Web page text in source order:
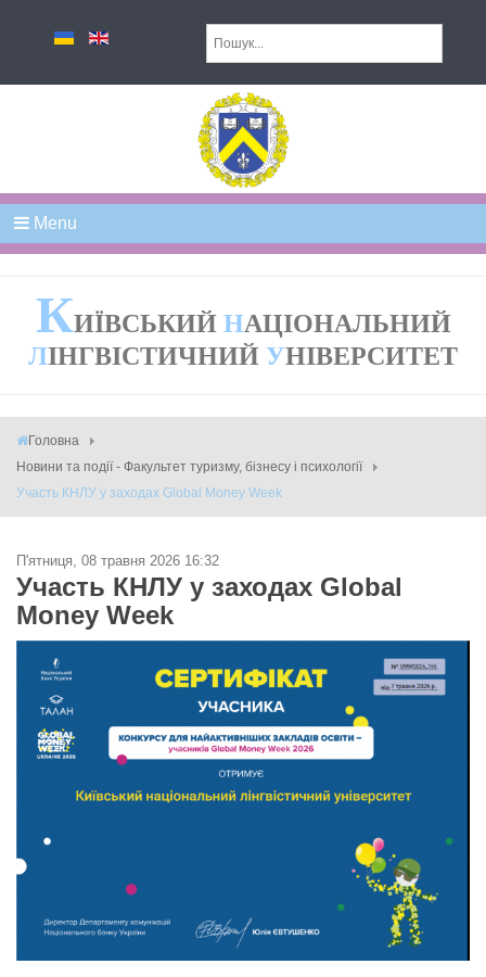
Menu
КИЇВСЬКИЙ НАЦІОНАЛЬНИЙ
ЛІНГВІСТИЧНИЙ УНІВЕРСИТЕТ
Головна
Новини та події - Факультет туризму, бізнесу і психології
Участь КНЛУ у заходах Global Money Week
П'ятниця, 08 травня 2026 16:32
Участь КНЛУ у заходах Global
Money Week